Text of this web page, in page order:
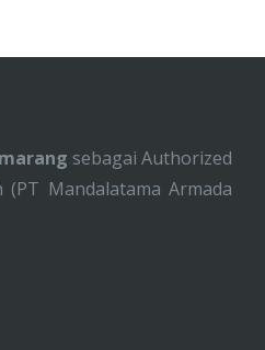
sebagai Authorized
Mandalatama Armada